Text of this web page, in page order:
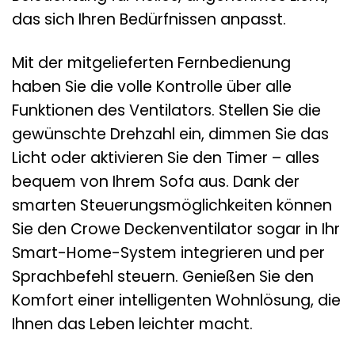
das sich Ihren Bedürfnissen anpasst.
Mit der mitgelieferten Fernbedienung
haben Sie die volle Kontrolle über alle
Funktionen des Ventilators. Stellen Sie die
gewünschte Drehzahl ein, dimmen Sie das
Licht oder aktivieren Sie den Timer – alles
bequem von Ihrem Sofa aus. Dank der
smarten Steuerungsmöglichkeiten können
Sie den Crowe Deckenventilator sogar in Ihr
Smart-Home-System integrieren und per
Sprachbefehl steuern. Genießen Sie den
Komfort einer intelligenten Wohnlösung, die
Ihnen das Leben leichter macht.